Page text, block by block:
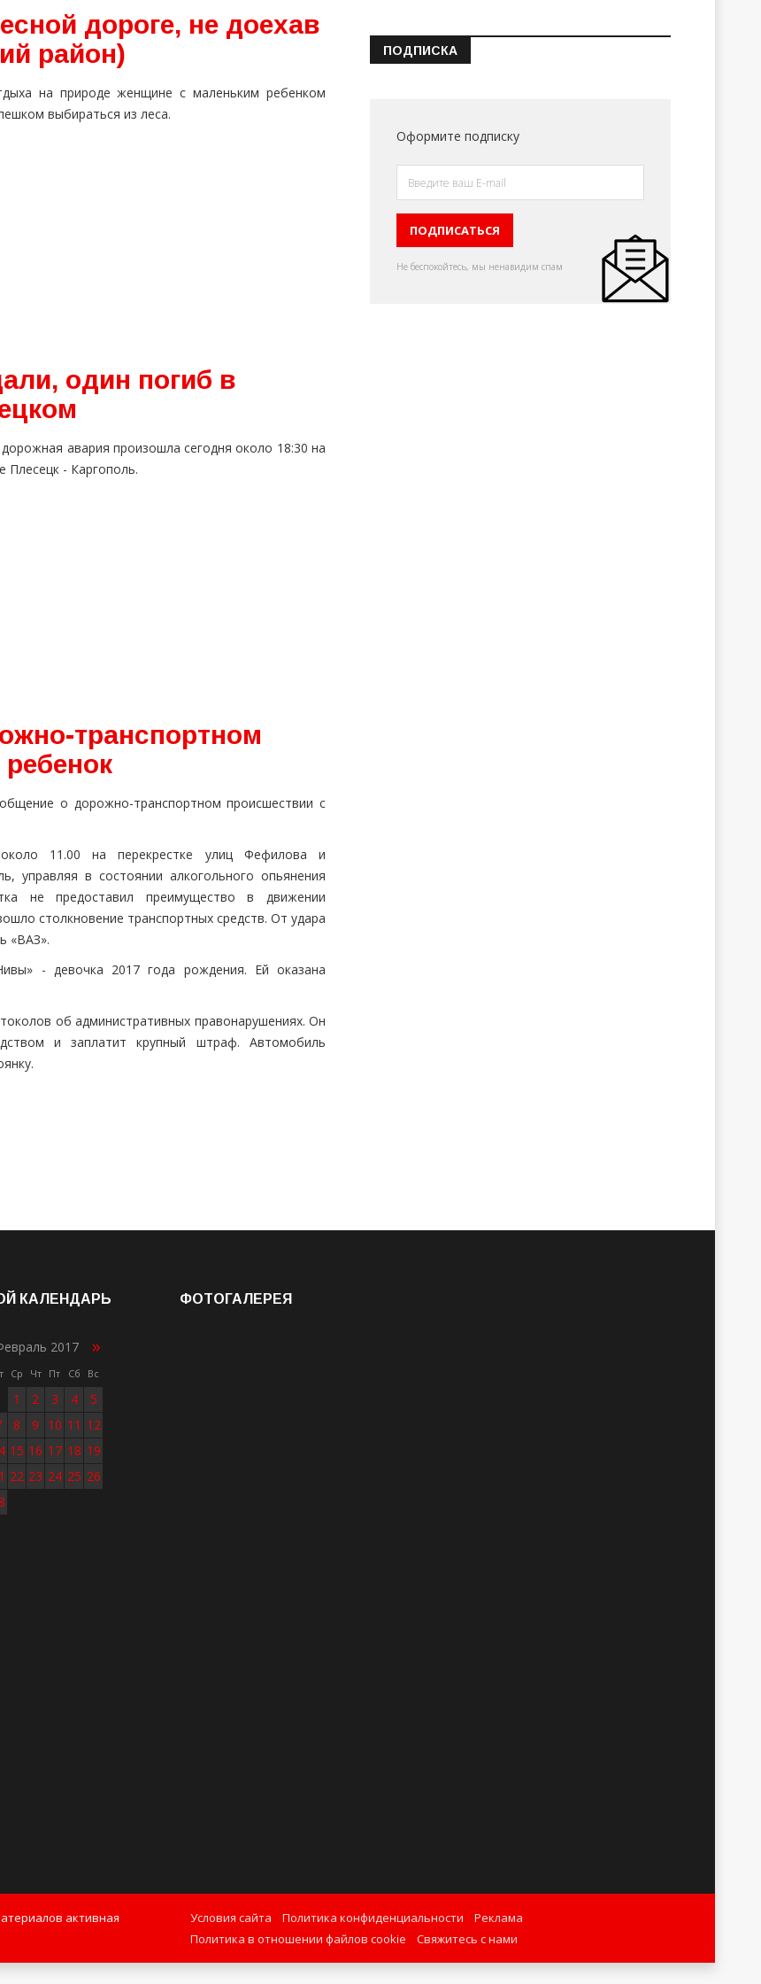
дороге, не доехав
район)
на природе женщине с маленьким ребенком
выбираться из леса.
один погиб в
авария произошла сегодня около 18:30 на
Плесецк - Каргополь.
транспортном
о дорожно-транспортном происшествии с
11.00 на перекрестке улиц Фефилова и
управляя в состоянии алкогольного опьянения
не предоставил преимущество в движении
столкновение транспортных средств. От удара
«ВАЗ».
- девочка 2017 года рождения. Ей оказана
об административных правонарушениях. Он
и заплатит крупный штраф. Автомобиль
ПОДПИСКА
Оформите подписку
Не беспокойтесь, мы ненавидим спам
КАЛЕНДАРЬ
2017 »
Ср Чт Пт Сб Вс
1 2 3 4
5
8 9 10 11 12
15 16 17 18 19
22 23 24 25 26
ФОТОГАЛЕРЕЯ
активная
Условия сайта Политика конфиденциальности
Реклама
Политика в отношении файлов cookie
Свяжитесь с нами